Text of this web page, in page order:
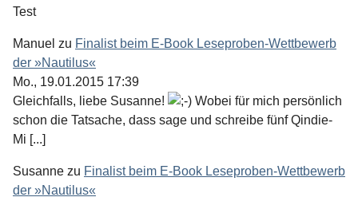
Test
Manuel zu Finalist beim E-Book Leseproben-Wettbewerb
der »Nautilus«
Mo., 19.01.2015 17:39
Gleichfalls, liebe Susanne!
Wobei für mich persönlich
schon die Tatsache, dass sage und schreibe fünf Qindie-
Mi [...]
Susanne zu Finalist beim E-Book Leseproben-Wettbewerb
der »Nautilus«